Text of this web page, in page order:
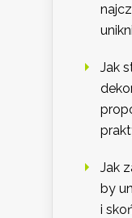
Jak
Jak
by
i